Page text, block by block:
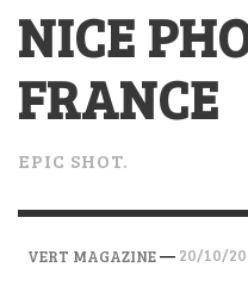
NICE
FRANCE
EPIC SHOT.
VERT MAGAZINE— 20/10/